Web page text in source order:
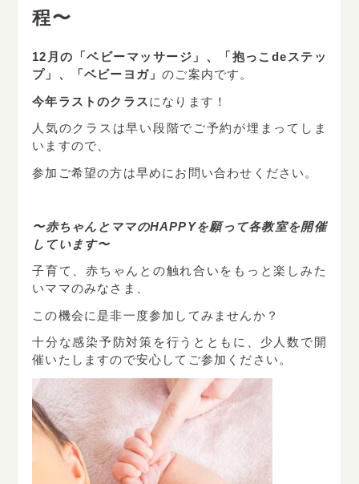
小児歯科・歯科・矯正歯科
Tel.019- 636 -2233
ネット予約はこちら
程〜
12 月の「ベビーマッサージ」、「抱っこdeステッ
プ」、「ベビーヨガ」のご案内です。
今年ラストのクラスになります！
人気のクラスは早い段階でご予約が埋まってしま
いますので、
参加ご希望の方は早めにお問い合わせください。
〜赤ちゃんとママのHAPPYを願って各教室を開催
しています〜
子育て、赤ちゃんとの触れ合いをもっと楽しみた
いママのみなさま、
この機会に是非一度参加してみませんか？
十分な感染予防対策を行うとともに、少人数で開
催いたしますので安心してご参加ください。